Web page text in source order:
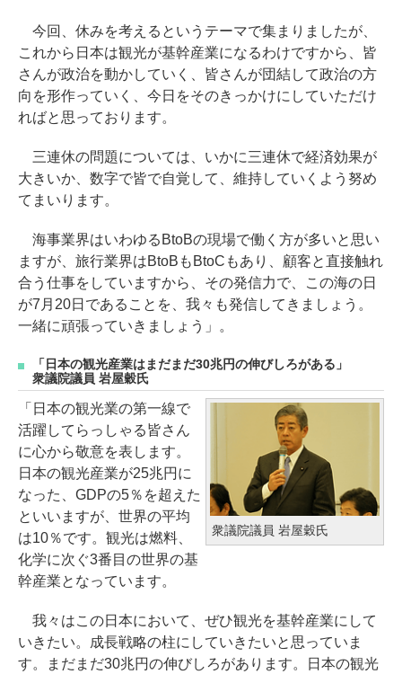
今回、休みを考えるというテーマで集まりましたが、
これから日本は観光が基幹産業になるわけですから、皆
さんが政治を動かしていく、皆さんが団結して政治の方
向を形作っていく、今日をそのきっかけにしていただけ
ればと思っております。
三連休の問題については、いかに三連休で経済効果が
大きいか、数字で皆で自覚して、維持していくよう努め
てまいります。
海事業界はいわゆるBtoBの現場で働く方が多いと思い
ますが、旅行業界はBtoBもBtoCもあり、顧客と直接触れ
合う仕事をしていますから、その発信力で、この海の日
が7月20日であることを、我々も発信してきましょう。
一緒に頑張っていきましょう」。
「日本の観光産業はまだまだ30兆円の伸びしろがある」
衆議院議員 岩屋穀氏
衆議院議員 岩屋穀氏
「日本の観光業の第一線で
活躍してらっしゃる皆さん
に心から敬意を表します。
日本の観光産業が25兆円に
なった、GDPの5％を超えた
といいますが、世界の平均
は10％です。観光は燃料、
化学に次ぐ3番目の世界の基
幹産業となっています。
我々はこの日本において、ぜひ観光を基幹産業にして
いきたい。成長戦略の柱にしていきたいと思っていま
す。まだまだ30兆円の伸びしろがあります。日本の観光